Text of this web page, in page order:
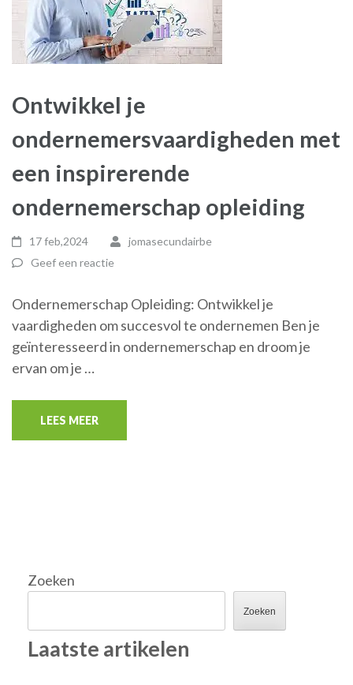
Ontwikkel je
ondernemersvaardigheden met
een inspirerende
ondernemerschap opleiding
17 feb,2024
jomasecundairbe
Geef een reactie
Ondernemerschap Opleiding: Ontwikkel je
vaardigheden om succesvol te ondernemen Ben je
geïnteresseerd in ondernemerschap en droom je
ervan om je …
LEES MEER
Zoeken
Zoeken
Laatste artikelen